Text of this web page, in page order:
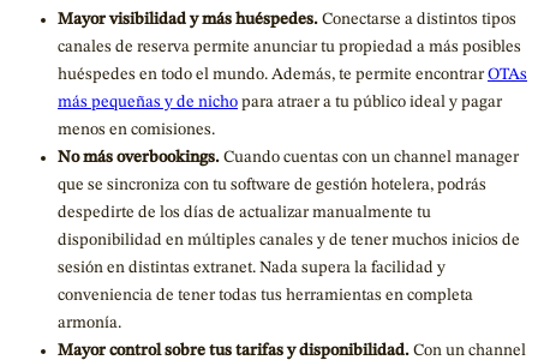
Mayor visibilidad y más huéspedes. Conectarse a distintos tipos
canales de reserva permite anunciar tu propiedad a más posibles
huéspedes en todo el mundo. Además, te permite encontrar OTAs
más pequeñas y de nicho para atraer a tu público ideal y pagar
menos en comisiones.
No más overbookings. Cuando cuentas con un channel manager
que se sincroniza con tu software de gestión hotelera, podrás
despedirte de los días de actualizar manualmente tu
disponibilidad en múltiples canales y de tener muchos inicios de
sesión en distintas extranet. Nada supera la facilidad y
conveniencia de tener todas tus herramientas en completa
armonía.
Mayor control sobre tus tarifas y disponibilidad. Con un channel